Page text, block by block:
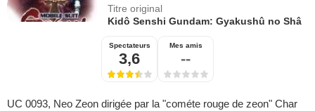
Titre original
Kidô Senshi Gundam: Gyakushû no Shâ
Spectateurs
3,6
Mes amis
--
UC 0093, Neo Zeon dirigée par la "cométe rouge de zeon" Char